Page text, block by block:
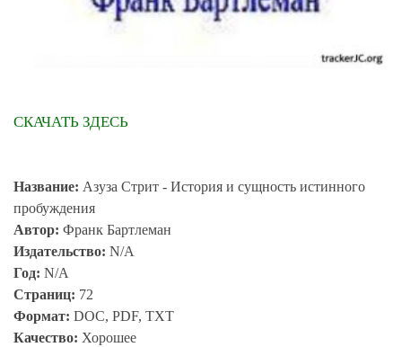
СКАЧАТЬ ЗДЕСЬ
Название: Азуза Стрит - История и сущность истинного
пробуждения
Автор: Франк Бартлеман
Издательство: N/A
Год: N/A
Страниц: 72
Формат: DOC, PDF, TXT
Качество: Хорошее